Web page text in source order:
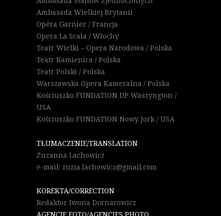
Ambasada Wielkiej Brytanii
Opéra Garnier / Francja
Opera La Scala / Włochy
Teatr Wielki – Opera Narodowa / Polska
Teatr Kamienica / Polska
Teatr Polski / Polska
Warszawska Opera Kameralna / Polska
Kościuszko FUNDATION DP Waszyngton /
USA
Kościuszko FUNDATION Nowy Jork / USA
TŁUMACZENIE/TRANSLATION
Zuzanna Lachowicz
e-mail: zuzia.lachowicz@gmail.com
KOREKTA/CORRECTION
Redaktor Iwona Dornarowicz